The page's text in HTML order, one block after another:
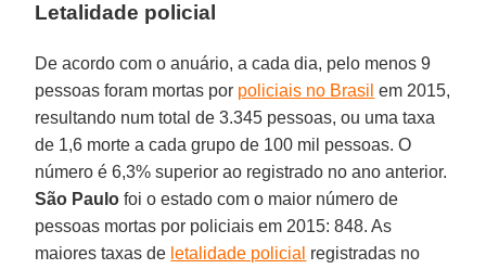
Letalidade policial
De acordo com o anuário, a cada dia, pelo menos 9
pessoas foram mortas por policiais no Brasil em 2015,
resultando num total de 3.345 pessoas, ou uma taxa
de 1,6 morte a cada grupo de 100 mil pessoas. O
número é 6,3% superior ao registrado no ano anterior.
São Paulo foi o estado com o maior número de
pessoas mortas por policiais em 2015: 848. As
maiores taxas de letalidade policial registradas no